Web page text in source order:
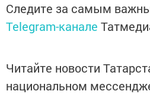
Следите за самым
Telegram-канале
Читайте новости
национальном